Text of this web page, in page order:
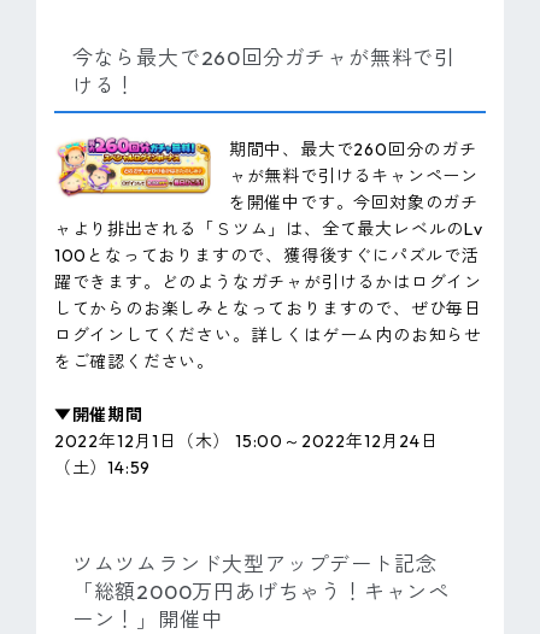
今なら最大で260回分ガチャが無料で引
ける！
期間中、最大で260回分のガチ
ャが無料で引けるキャンペーン
を開催中です。今回対象のガチ
ャより排出される「Ｓツム」は、全て最大レベルのLv
100となっておりますので、獲得後すぐにパズルで活
躍できます。どのようなガチャが引けるかはログイン
してからのお楽しみとなっておりますので、ぜひ毎日
ログインしてください。詳しくはゲーム内のお知らせ
をご確認ください。
▼開催期間
2022年12月1日（木） 15:00～2022年12月24日
（土）14:59
ツムツムランド大型アップデート記念
「総額2000万円あげちゃう！キャンペ
ーン！」開催中